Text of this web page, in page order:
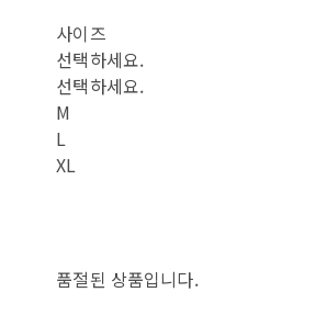
사이즈
선택하세요.
선택하세요.
M
L
XL
품절된 상품입니다.